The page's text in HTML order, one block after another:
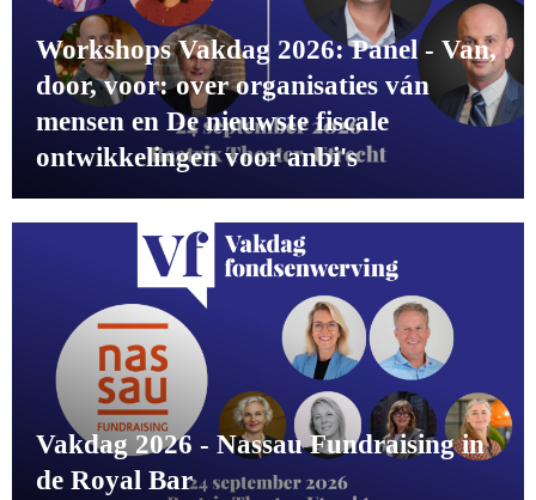
Workshops Vakdag 2026: Panel - Van,
door, voor: over organisaties ván
mensen en De nieuwste fiscale
ontwikkelingen voor anbi's
Vakdag 2026 - Nassau Fundraising in
de Royal Bar